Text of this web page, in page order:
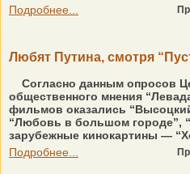
Подробнее...
Любят Путина, смотря
Согласно данным опросов
общественного мнения
фильмов оказались
“Любовь в большом городе”,
зарубежные кинокартины —
Подробнее...